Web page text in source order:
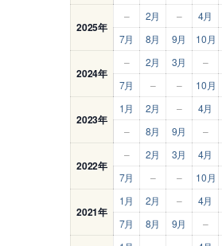
2025年
– 2月 – 4月
7月
8月 9月 10月
2024年
– 2月 3月 –
7月
– – 10月
2023年
1月 2月 – 4月
–
8月 9月 –
2022年
– 2月 3月 4月
7月
– – 10月
2021年
1月 2月 – 4月
7月
8月 9月 –